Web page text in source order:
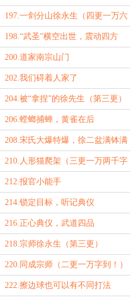
197.一剑分山徐永生（四更一万六
千字到！）
198.“武圣”横空出世，震动四方
200.道家南宗山门
202.我们碍着人家了
204.被“拿捏”的徐先生（第三更）
206.螳螂捕蝉，黄雀在后
208.宋氏大爆特爆，徐二盆满钵满
210.人形猫爬架（三更一万两千字
到！）
212.报官小能手
214.锁定目标，听记典仪
216.正心典仪，武道四品
218.宗师徐永生（第三更）
220.同成宗师（二更一万字到！）
222.擦边球也可以有不同打法